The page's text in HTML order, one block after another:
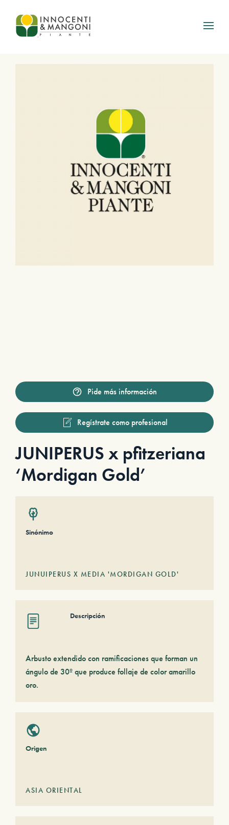
Skip to main content
Pide más información
Regístrate como profesional
JUNIPERUS x pfitzeriana
‘Mordigan Gold’
Sinónimo
JUNUIPERUS X MEDIA 'MORDIGAN GOLD'
Descripción
Arbusto extendido con ramificaciones que forman un
ángulo de 30º que produce follaje de color amarillo
oro.
Origen
ASIA ORIENTAL